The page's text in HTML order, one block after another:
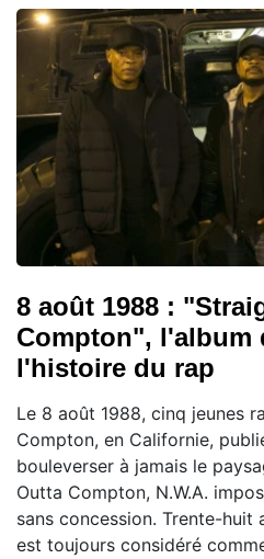
8 août 1988 :
Compton", l'album
l'histoire du rap
Le 8 août 1988, cinq jeunes
Compton, en Californie,
bouleverser à jamais le
Outta Compton, N.W.A.
sans concession. Trente-huit
est toujours considéré